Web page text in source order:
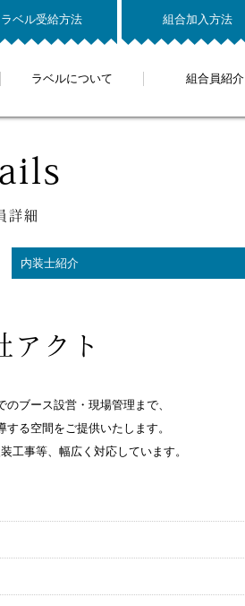
組合加入方法
ラベル受給方法
ラベルについて 組合員紹介
詳細
内装士紹介
アクト
ブース設営・現場管理まで、
る空間をご提供いたします。
工事等、幅広く対応しています。